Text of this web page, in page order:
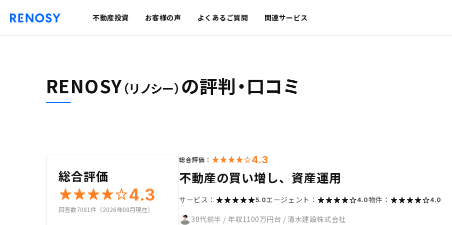
不動産投資 お客様の声 よくあるご質問 関連サービス
RENOSY（リノシー） の評判・口コミ
総合評価
4.3
回答数7081件（2026年08月現在）
総合評価： 4.3
不動産の買い増し、資産運用
サービス： 5.0エージェント： 4.0物件： 4.0
30代前半 / 年収1100万円台 /清水建設株式会社